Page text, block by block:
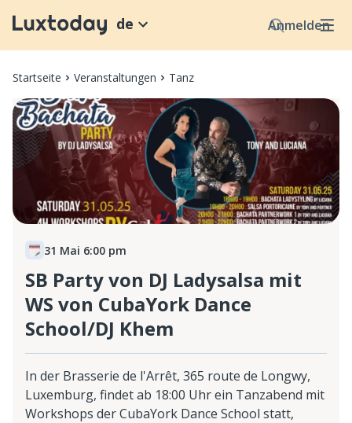
Anmelden
de
Startseite Veranstaltungen Tanz
31 Mai 6:00 pm
SB Party von DJ Ladysalsa mit
WS von CubaYork Dance
School/DJ Khem
In der Brasserie de l'Arrêt, 365 route de Longwy,
Luxemburg, findet ab 18:00 Uhr ein Tanzabend mit
Workshops der CubaYork Dance School statt,